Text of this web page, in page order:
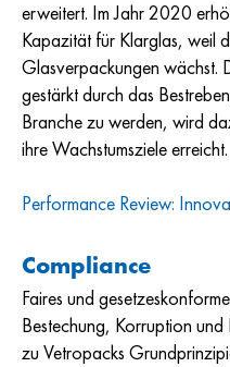
erweitert. Im Jahr 2020
Kapazität für Klarglas, weil
Glasverpackungen wächst.
gestärkt durch das
Branche zu werden, wird
ihre Wachstumsziele erreicht.
Performance Review:
Compliance
Faires und
Bestechung, Korruption
zu Vetropacks